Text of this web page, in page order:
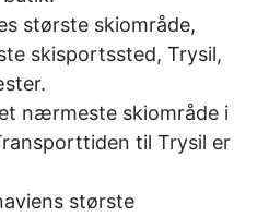
største skiområde,
skisportssted, Trysil,
nærmeste skiområde i
til Trysil er
største